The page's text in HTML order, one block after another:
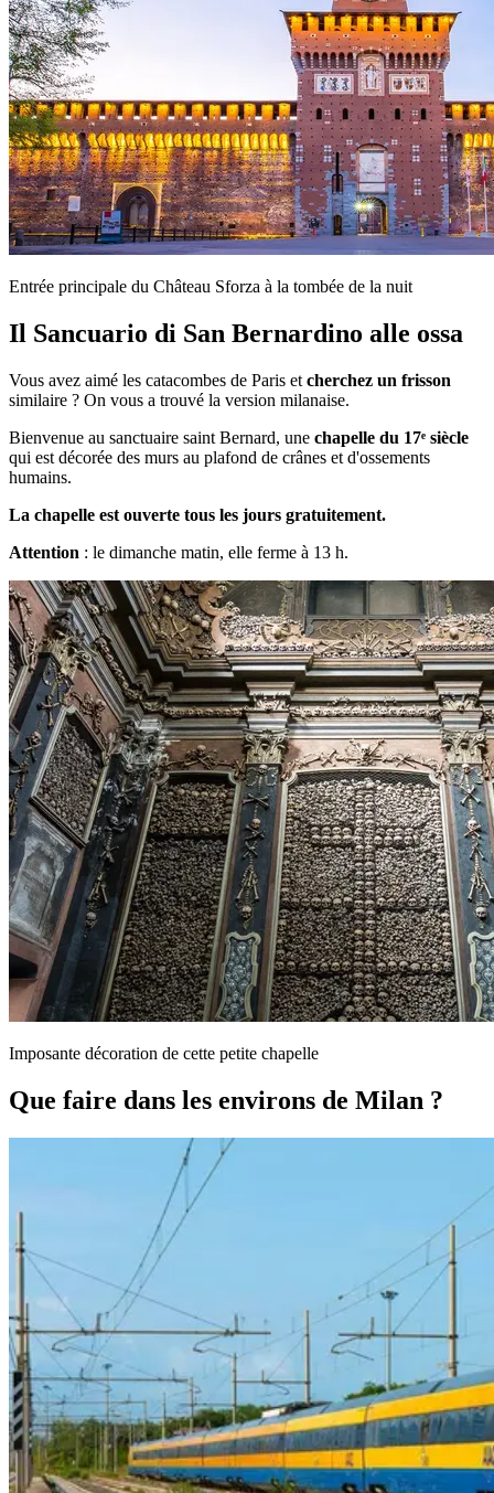
Entrée principale du Château Sforza à la tombée de la nuit
Il Sancuario di San Bernardino alle ossa
Vous avez aimé les catacombes de Paris et cherchez un frisson
similaire ? On vous a trouvé la version milanaise.
Bienvenue au sanctuaire saint Bernard, une chapelle du 17ᵉ siècle
qui est décorée des murs au plafond de crânes et d'ossements
humains.
La chapelle est ouverte tous les jours gratuitement.
Attention : le dimanche matin, elle ferme à 13 h.
Imposante décoration de cette petite chapelle
Que faire dans les environs de Milan ?